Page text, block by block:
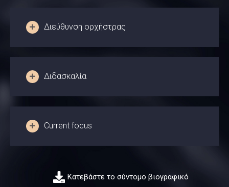
Διεύθυνση ορχήστρας
Διδασκαλία
Current focus
Κατεβάστε το σύντομο βιογραφικό